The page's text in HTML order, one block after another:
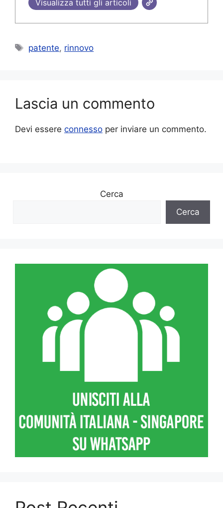
Visualizza tutti gli articoli
Tag
patente, rinnovo
Lascia un commento
Devi essere connesso per inviare un commento.
Cerca
Cerca